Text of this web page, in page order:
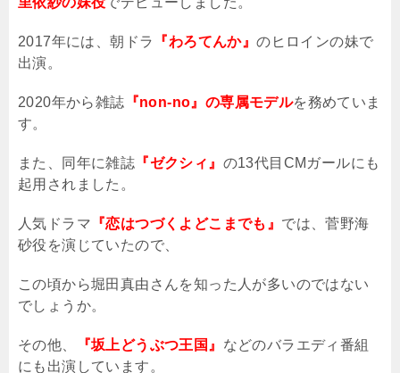
2017年には、朝ドラ 『わろてんか』のヒロインの妹で
出演。
2020年から雑誌 『non-no』の専属モデルを務めていま
す。
また、同年に雑誌 『ゼクシィ』 の13代目 CM ガールにも
起用されました。
人気ドラマ 『恋はつづくよどこまでも』 では、菅野海
砂役を演じていたので、
この頃から堀田真由さんを知った人が多いのではない
でしょうか。
その他、 『坂上どうぶつ王国』 などのバラエディ番組
にも出演しています。